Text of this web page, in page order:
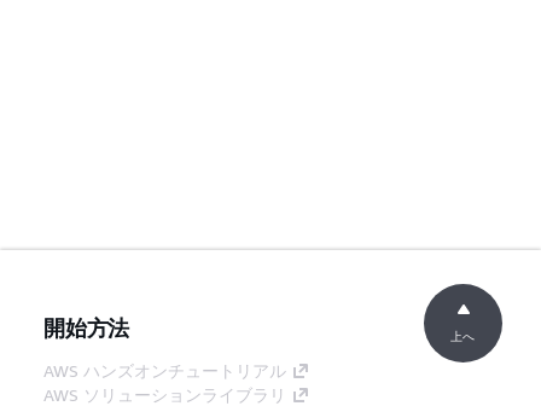
開始方法
AWS ハンズオンチュートリアル
AWS ソリューションライブラリ
上へ